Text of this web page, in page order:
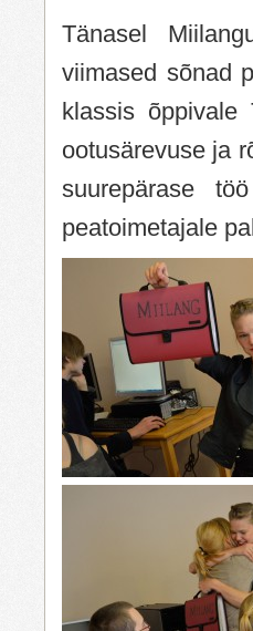
Tänasel
viimased sõnad
klassis õppivale
ootusärevuse ja
suurepärase
peatoimetajale